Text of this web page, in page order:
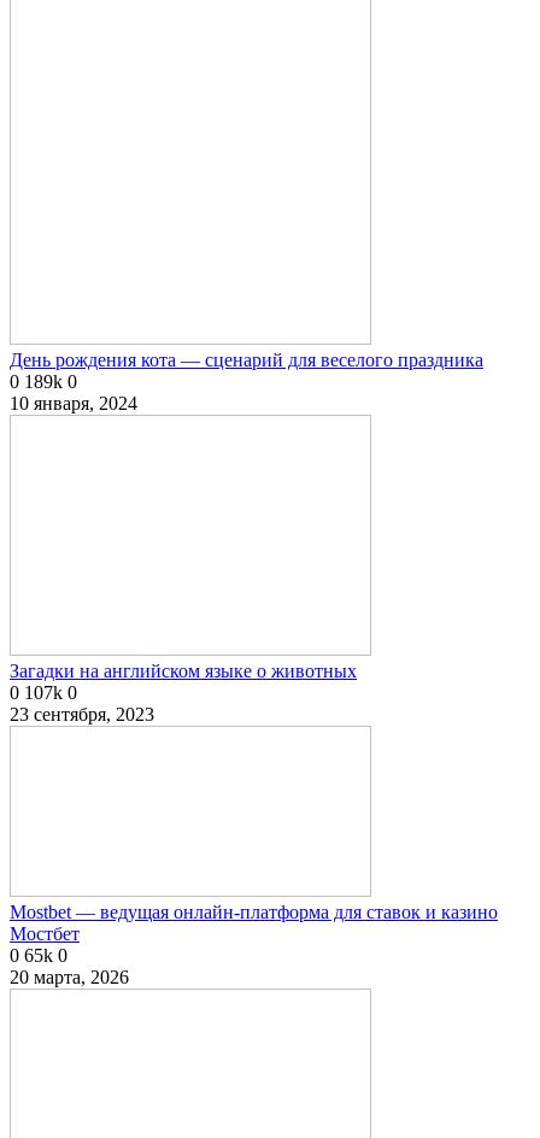
День рождения кота — сценарий для веселого праздника
0 189k 0
10 января, 2024
Загадки на английском языке о животных
0 107k 0
23 сентября, 2023
Mostbet — ведущая онлайн-платформа для ставок и казино
Мостбет
0 65k 0
20 марта, 2026